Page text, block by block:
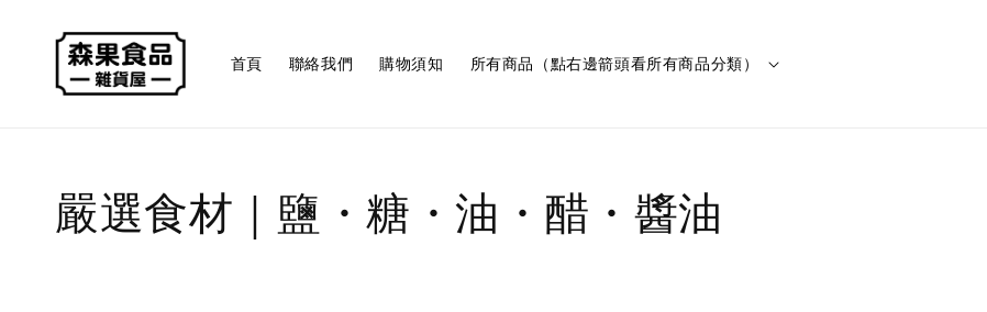
首頁 聯絡我們 購物須知 所有商品（點右邊箭頭看所有商品分類）
嚴選食材｜鹽・糖・油・醋・醬油